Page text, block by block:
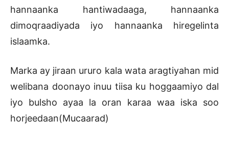
hannaanka hantiwadaaga, hannaanka
dimoqraadiyada iyo hannaanka hiregelinta
islaamka.
Marka ay jiraan ururo kala wata aragtiyahan mid
welibana doonayo inuu tiisa ku hoggaamiyo dal
iyo bulsho ayaa la oran karaa waa iska soo
horjeedaan(Mucaarad)